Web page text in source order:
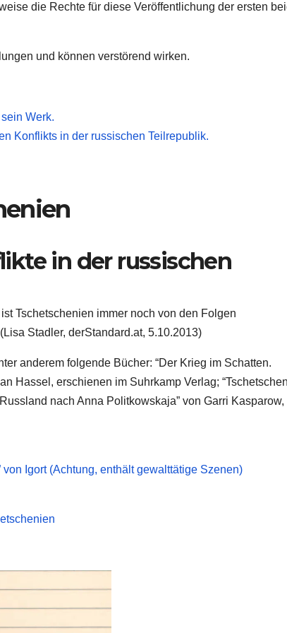
die Rechte für diese Veröffentlichung der ersten
und können verstörend wirken.
Werk.
Konflikts in der russischen Teilrepublik.
in der russischen
Tschetschenien immer noch von den Folgen
Stadler, derStandard.at, 5.10.2013)
anderem folgende Bücher: “Der Krieg im Schatten.
Hassel, erschienen im Suhrkamp Verlag;
nach Anna Politkowskaja” von Garri Kasparow,
Igort (Achtung, enthält gewalttätige Szenen)